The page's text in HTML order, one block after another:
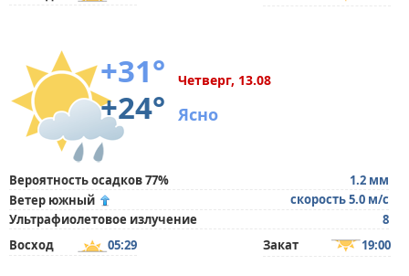
+31°
+24°
Четверг, 13.08
Ясно
Вероятность осадков 77%
1.2 мм
Ветер южный
скорость 5.0 м/с
Ультрафиолетовое излучение
8
Восход
05:29 Закат 19:00